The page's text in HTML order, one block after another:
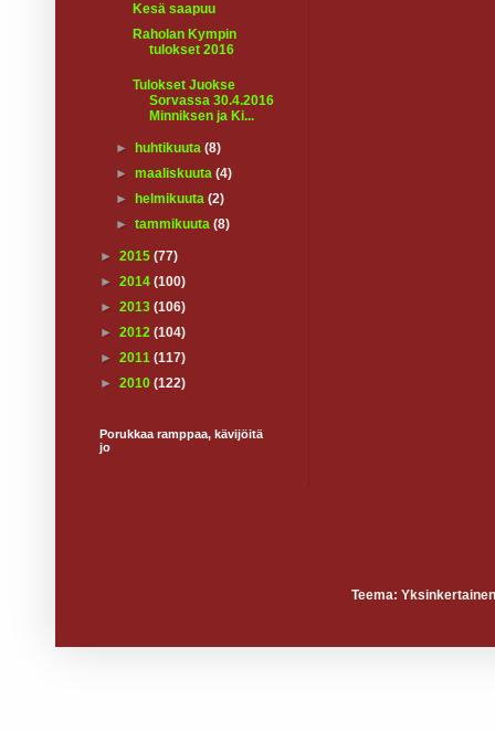
Kesä saapuu
Raholan Kympin
tulokset 2016
Tulokset Juokse
Sorvassa 30.4.2016
Minniksen ja Ki...
► huhtikuuta(8)
►maaliskuuta(4)
►
helmikuuta(2)
►tammikuuta(8)
► 2015 (77)
► 2014 (100)
► 2013 (106)
► 2012 (104)
► 2011 (117)
► 2010 (122)
Porukkaa ramppaa, kävijöitä
jo
Teema: